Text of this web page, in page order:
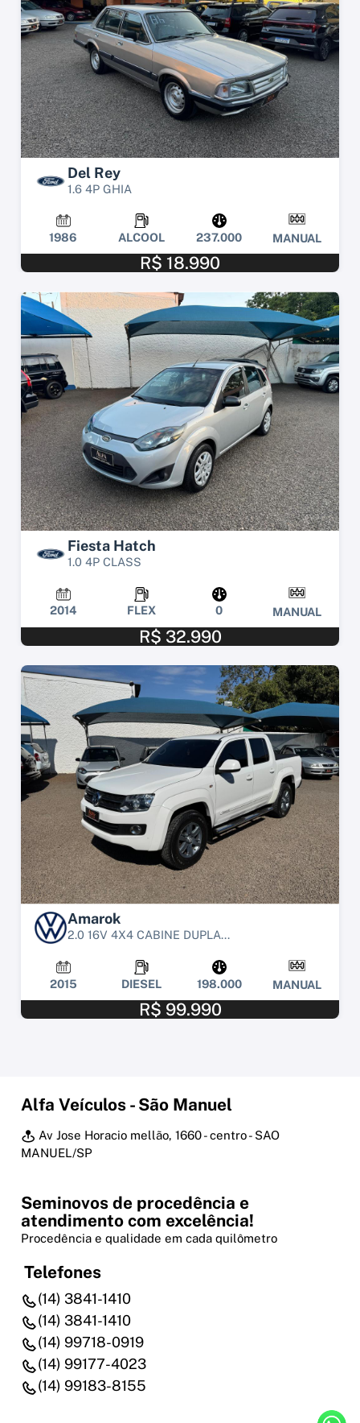
Del Rey
1.6 4P GHIA
1986 ALCOOL 237.000 MANUAL
R$ 18.990
Fiesta Hatch
1.0 4P CLASS
2014 FLEX 0 MANUAL
R$ 32.990
Amarok
2.0 16V 4X4 CABINE DUPLA...
2015 DIESEL 198.000 MANUAL
R$ 99.990
Alfa Veículos - São Manuel
Av Jose Horacio mellão, 1660 - centro - SAO
MANUEL/SP
Seminovos de procedência e
atendimento com excelência!
Procedência e qualidade em cada quilômetro
Telefones
(14) 3841-1410
(14) 3841-1410
(14) 99718-0919
(14) 99177-4023
(14) 99183-8155